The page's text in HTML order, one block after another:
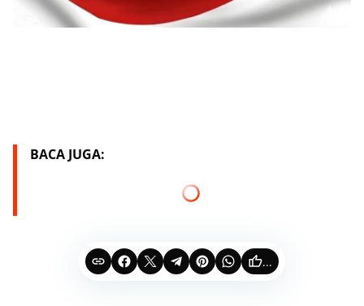
BACA JUGA:
...